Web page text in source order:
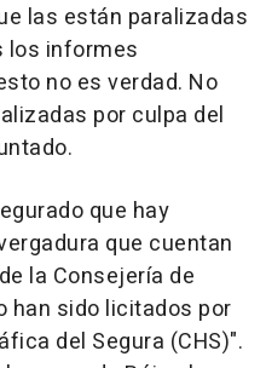
las están paralizadas
los informes
no es verdad. No
por culpa del
que hay
que cuentan
la Consejería de
han sido licitados por
del Segura (CHS)".